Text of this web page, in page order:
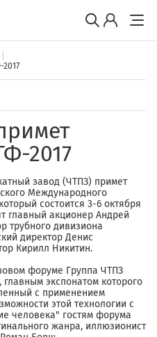
2017
завод (ЧТПЗ) примет
Международного
состоится 3-6 октября
главный акционер Андрей
трубного дивизиона
директор Денис
Кирилл Никитин.
форуме Группа ЧТПЗ
главным экспонатом которого
с применением
этой технологии с
человека" гостям форума
жанра, иллюзионист